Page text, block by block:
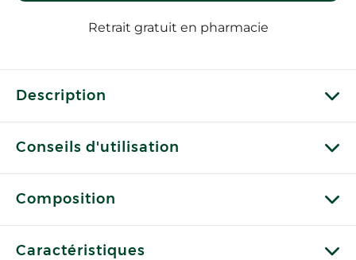
Retrait gratuit en pharmacie
Description
Conseils d'utilisation
Composition
Caractéristiques